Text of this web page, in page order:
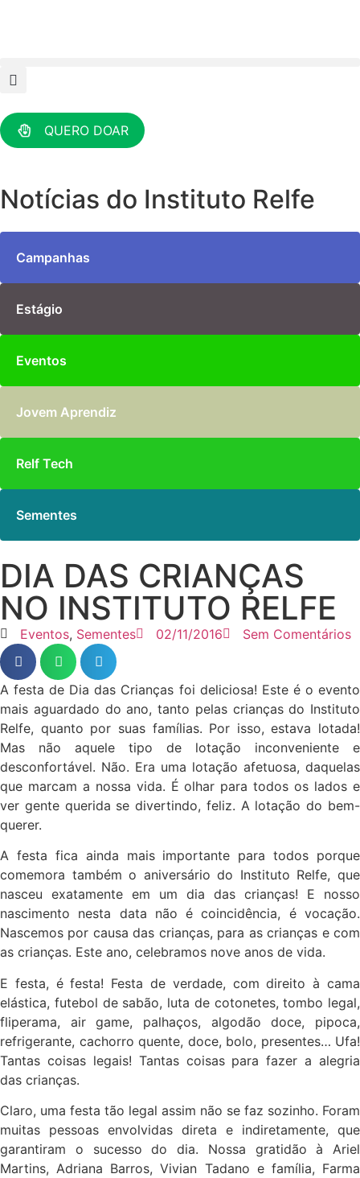
QUERO DOAR
Notícias do Instituto Relfe
Campanhas
Estágio
Eventos
Jovem Aprendiz
Relf Tech
Sementes
DIA DAS CRIANÇAS
NO INSTITUTO RELFE
Eventos, Sementes 02/11/2016 Sem Comentários
A festa de Dia das Crianças foi deliciosa! Este é o evento
mais aguardado do ano, tanto pelas crianças do Instituto
Relfe, quanto por suas famílias. Por isso, estava lotada!
Mas não aquele tipo de lotação inconveniente e
desconfortável. Não. Era uma lotação afetuosa, daquelas
que marcam a nossa vida. É olhar para todos os lados e
ver gente querida se divertindo, feliz. A lotação do bem-
querer.
A festa fica ainda mais importante para todos porque
comemora também o aniversário do Instituto Relfe, que
nasceu exatamente em um dia das crianças! E nosso
nascimento nesta data não é coincidência, é vocação.
Nascemos por causa das crianças, para as crianças e com
as crianças. Este ano, celebramos nove anos de vida.
E festa, é festa! Festa de verdade, com direito à cama
elástica, futebol de sabão, luta de cotonetes, tombo legal,
fliperama, air game, palhaços, algodão doce, pipoca,
refrigerante, cachorro quente, doce, bolo, presentes… Ufa!
Tantas coisas legais! Tantas coisas para fazer a alegria
das crianças.
Claro, uma festa tão legal assim não se faz sozinho. Foram
muitas pessoas envolvidas direta e indiretamente, que
garantiram o sucesso do dia. Nossa gratidão à Ariel
Martins, Adriana Barros, Vivian Tadano e família, Farma